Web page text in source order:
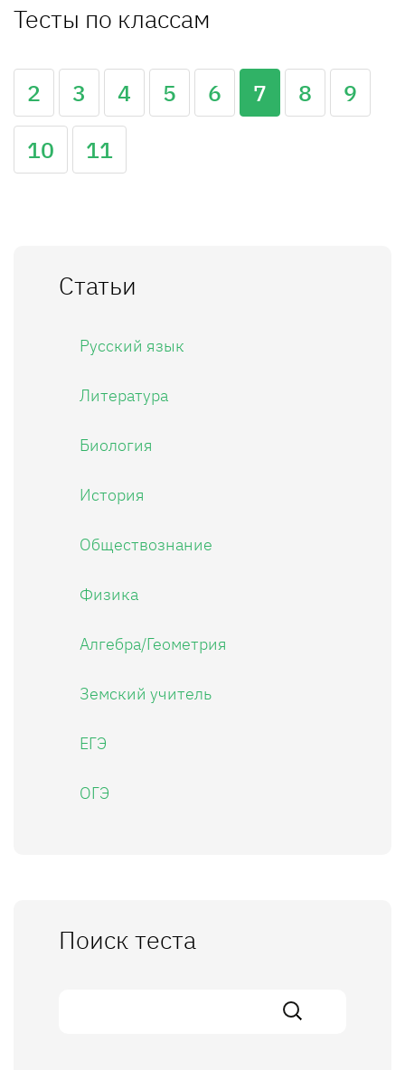
Тесты по классам
2 3 4 5 6 7 8
9
10
11
Статьи
Русский язык
Литература
Биология
История
Обществознание
Физика
Алгебра/Геометрия
Земский учитель
ЕГЭ
ОГЭ
Поиск теста